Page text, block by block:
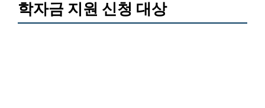
학자금 지원 신청 대상